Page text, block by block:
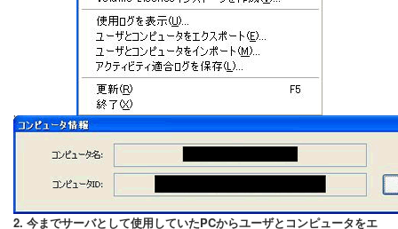
2. 今までサーバとして使用していたPCからユーザとコンピュータをエ